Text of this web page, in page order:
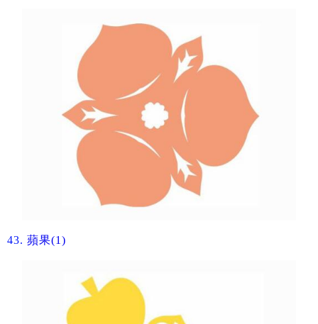
43. 蘋果(1)​